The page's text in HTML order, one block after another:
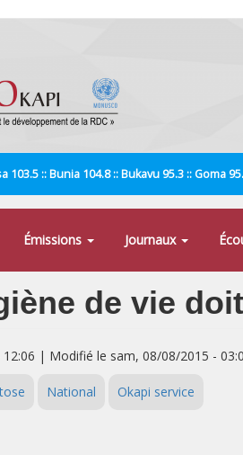
103.5 :: Bunia 104.8 :: Bukavu 95.3 :: Goma
Émissions Journaux
de vie
| Modifié le sam, 08/08/2015 -
National Okapi service